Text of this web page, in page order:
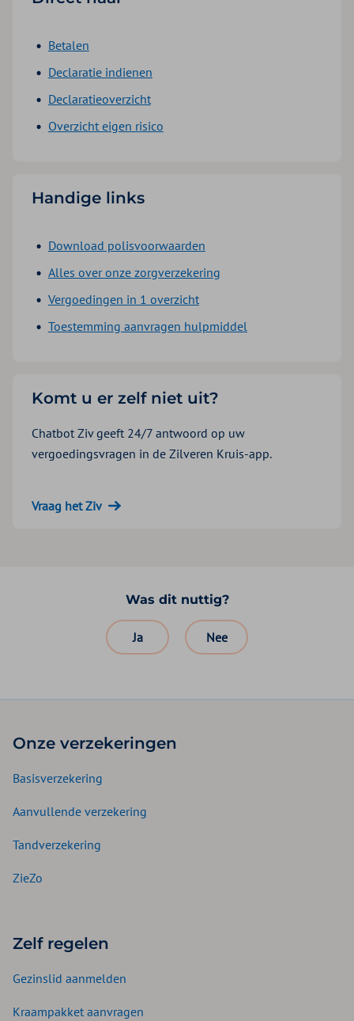
Betalen
Declaratie indienen
Declaratieoverzicht
Overzicht eigen risico
Handige links
Download polisvoorwaarden
Alles over onze zorgverzekering
Vergoedingen in 1 overzicht
Toestemming aanvragen hulpmiddel
Komt u er zelf niet uit?
Chatbot Ziv geeft 24/7 antwoord op uw
vergoedingsvragen in de Zilveren Kruis-app.
Vraag het Ziv
Was dit nuttig?
Ja Nee
Onze verzekeringen
Basisverzekering
Aanvullende verzekering
Tandverzekering
ZieZo
Zelf regelen
Gezinslid aanmelden
Kraampakket aanvragen